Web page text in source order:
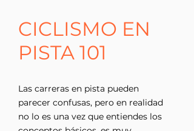
CICLISMO EN
PISTA 101
Las carreras en pista pueden
parecer confusas, pero en realidad
no lo es una vez que entiendes los